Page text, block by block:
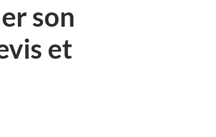
son
et